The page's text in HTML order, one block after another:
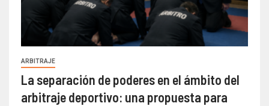
ARBITRAJE
La separación de poderes en el ámbito del
arbitraje deportivo: una propuesta para